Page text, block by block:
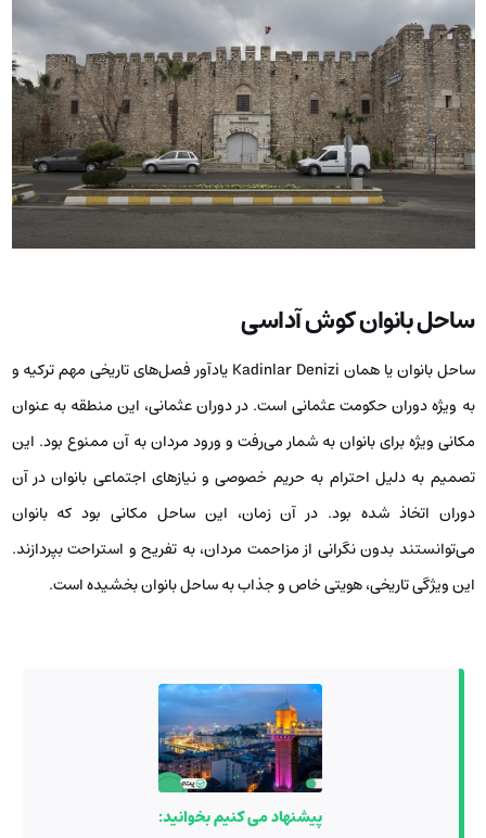
ساحل بانوان کوش آداسی
ساحل بانوان یا همان Kadinlar Denizi یادآور فصل‌های تاریخی مهم ترکیه و
به ویژه دوران حکومت عثمانی است. در دوران عثمانی، این منطقه به عنوان
مکانی ویژه برای بانوان به شمار می‌رفت و ورود مردان به آن ممنوع بود. این
تصمیم به دلیل احترام به حریم خصوصی و نیازهای اجتماعی بانوان در آن
دوران اتخاذ شده بود. در آن زمان، این ساحل مکانی بود که بانوان
می‌توانستند بدون نگرانی از مزاحمت مردان، به تفریح و استراحت بپردازند.
این ویژگی تاریخی، هویتی خاص و جذاب به ساحل بانوان بخشیده است.
پیشنهاد می کنیم بخوانید: